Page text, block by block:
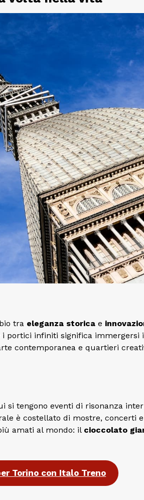
tra eleganza storica e
portici infiniti significa immergersi
contemporanea e quartieri
si tengono eventi di risonanza
è costellato di mostre, concerti
amati al mondo: il cioccolato
Torino con Italo Treno